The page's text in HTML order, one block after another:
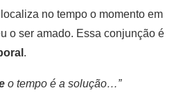
no tempo o momento em
o ser amado. Essa conjunção é
.
o tempo é a solução…”